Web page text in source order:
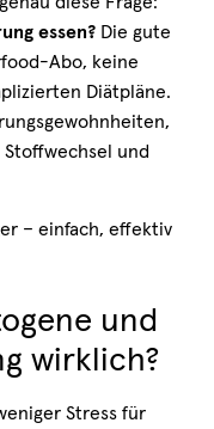
essen? Die gute
Abo, keine
Diätpläne.
und
– einfach, effektiv
und
wirklich?
Stress für